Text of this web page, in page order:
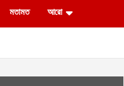
মতামত আরো